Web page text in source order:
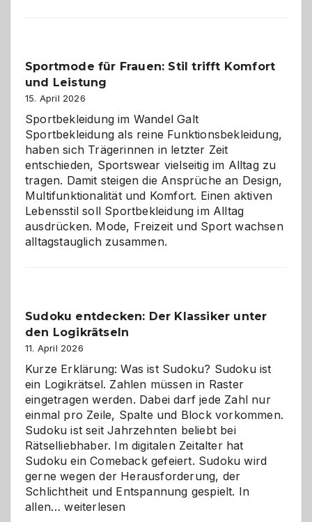
gegen
Chaos
Sportmode für Frauen: Stil trifft Komfort
und Leistung
15. April 2026
Sportbekleidung im Wandel Galt
Sportbekleidung als reine Funktionsbekleidung,
haben sich Trägerinnen in letzter Zeit
entschieden, Sportswear vielseitig im Alltag zu
tragen. Damit steigen die Ansprüche an Design,
Multifunktionalität und Komfort. Einen aktiven
Lebensstil soll Sportbekleidung im Alltag
ausdrücken. Mode, Freizeit und Sport wachsen
alltagstauglich zusammen.
Sudoku entdecken: Der Klassiker unter
den Logikrätseln
11. April 2026
Kurze Erklärung: Was ist Sudoku? Sudoku ist
ein Logikrätsel. Zahlen müssen in Raster
eingetragen werden. Dabei darf jede Zahl nur
einmal pro Zeile, Spalte und Block vorkommen.
Sudoku ist seit Jahrzehnten beliebt bei
Rätselliebhaber. Im digitalen Zeitalter hat
Sudoku ein Comeback gefeiert. Sudoku wird
gerne wegen der Herausforderung, der
Schlichtheit und Entspannung gespielt. In
allen…Sudoku
weiterlesen